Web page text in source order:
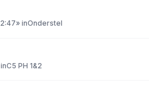
» inOnderstel
C5 PH 1&2